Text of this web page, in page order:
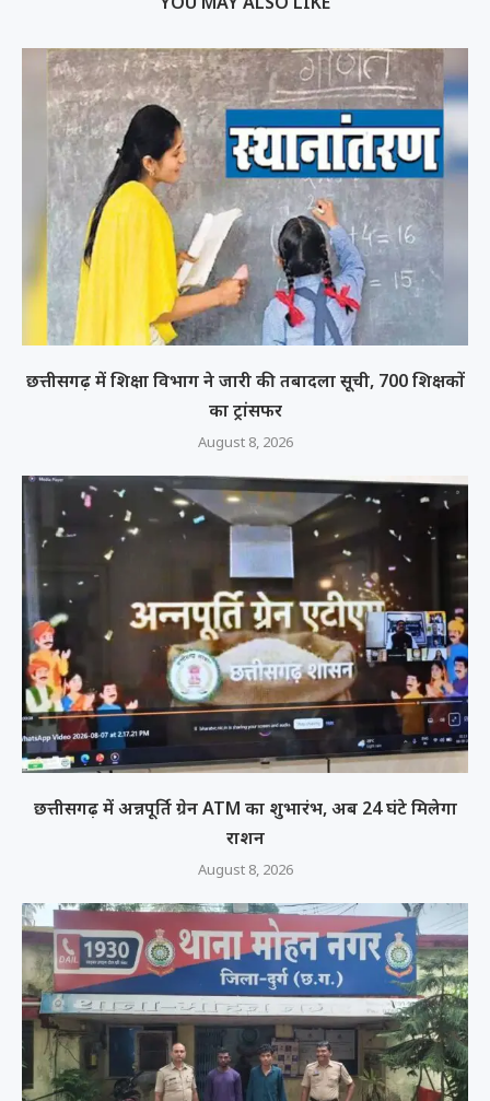
छत्तीसगढ़ में शिक्षा विभाग ने जारी की तबादला सूची, 700 शिक्षकों
का ट्रांसफर
August 8, 2026
छत्तीसगढ़ में अन्नपूर्ति ग्रेन ATM का शुभारंभ, अब 24 घंटे मिलेगा
राशन
August 8, 2026